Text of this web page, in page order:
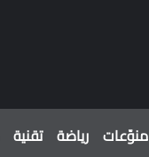
منوّعات رياضة تقنية